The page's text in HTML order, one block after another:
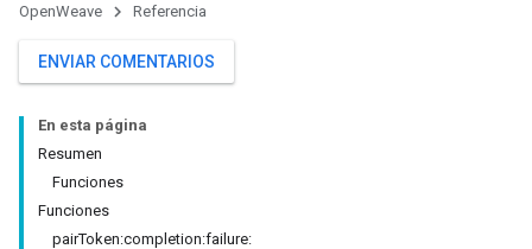
OpenWeave Referencia
ENVIAR COMENTARIOS
En esta página
Resumen
Funciones
Funciones
pairToken:completion:failure: